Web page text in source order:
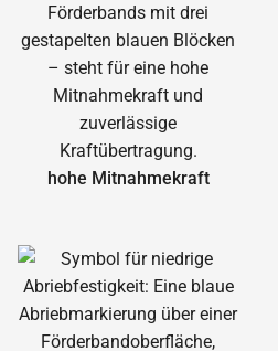
hohe Mitnahmekraft